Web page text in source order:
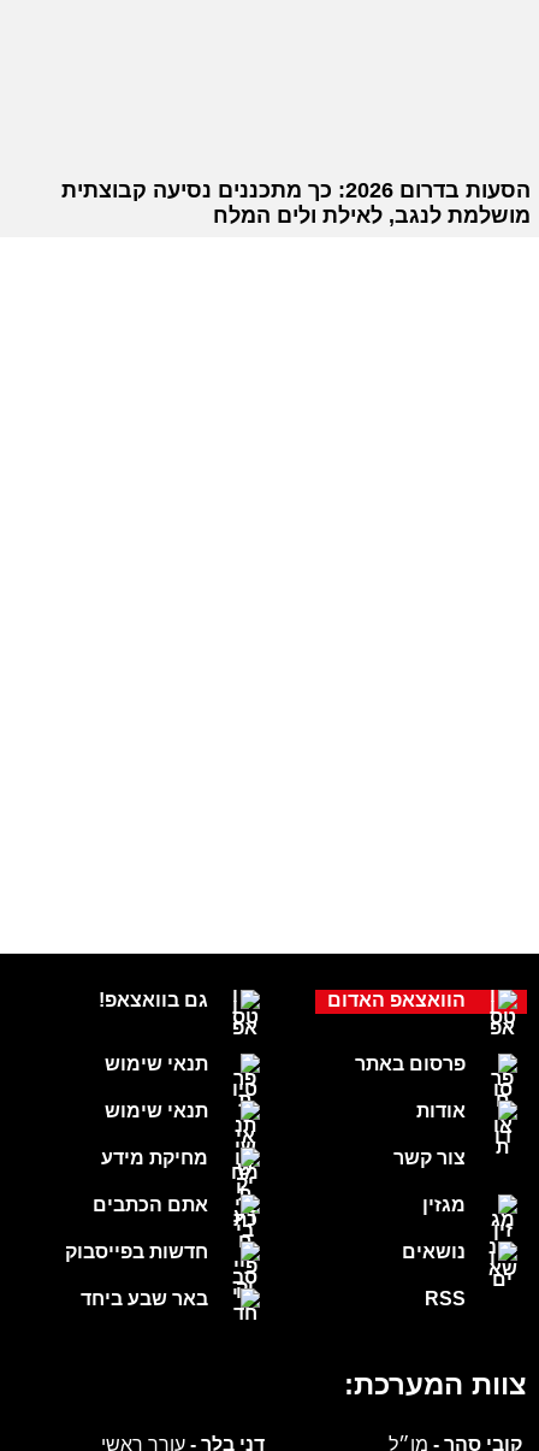
הסעות בדרום 2026: כך מתכננים נסיעה קבוצתית
מושלמת לנגב, לאילת ולים המלח
גם בוואצאפ!
תנאי שימוש
תנאי שימוש
מחיקת מידע
אתם הכתבים
חדשות בפייסבוק
באר שבע ביחד
הוואצאפ האדום
פרסום באתר
אודות
צור קשר
מגזין
נושאים
RSS
צוות המערכת:
קובי סהר - מו״ל דני בלר -עורך ראשי